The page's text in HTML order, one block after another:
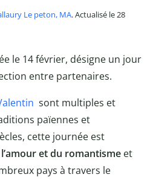
Le peton, MA. Actualisé le 28
le 14 février, désigne un jour
entre partenaires.
sont multiples et
païennes et
cette journée est
et du romantisme et
pays à travers le